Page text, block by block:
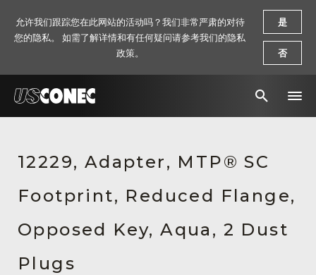
解决方案
产品
资源
关于我们
12229, Adapter, MTP® SC
Footprint, Reduced Flange,
Opposed Key, Aqua, 2 Dust
Plugs
允许我们跟踪您在此网站的活动吗？我们非常严肃的对待
您的隐私。 如需了解详情和有任何疑问请参考我们的隐私
政策。
是
否